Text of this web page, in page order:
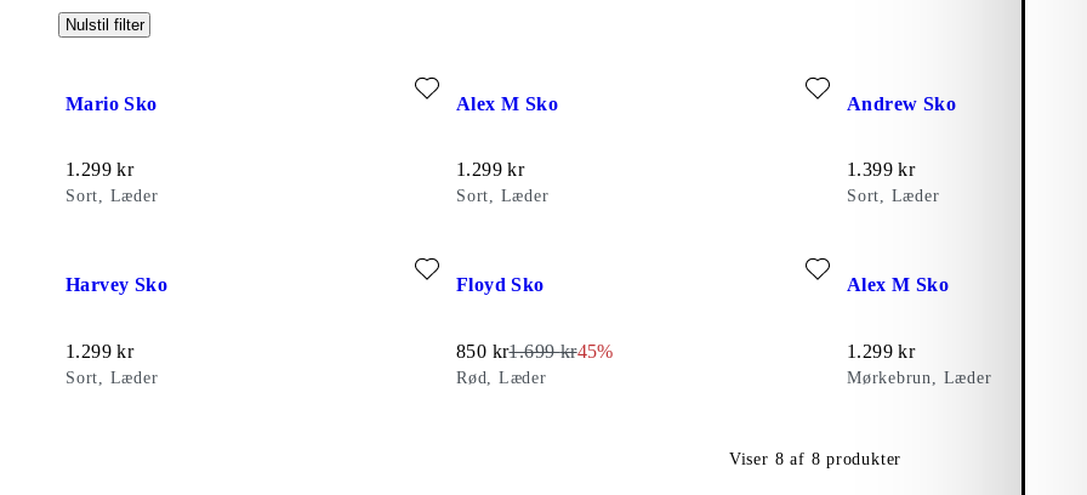
Nulstil filter
Mario Sko
Pris:
1.299kr
Sort, Læder
Alex M Sko
Pris:
1.299kr
Sort, Læder
Andrew Sko
Pris:
1.399kr
Sort, Læder
Harvey Sko
Pris:
1.299kr
Sort, Læder
Floyd Sko
Nedsat pris:
850 krOprindelig pris:
1.699krDiscount percentage:
45%
Rød, Læder
Alex M Sko
Pris:
1.299kr
Mørkebrun, Læder
Viser 8 af 8 produkter